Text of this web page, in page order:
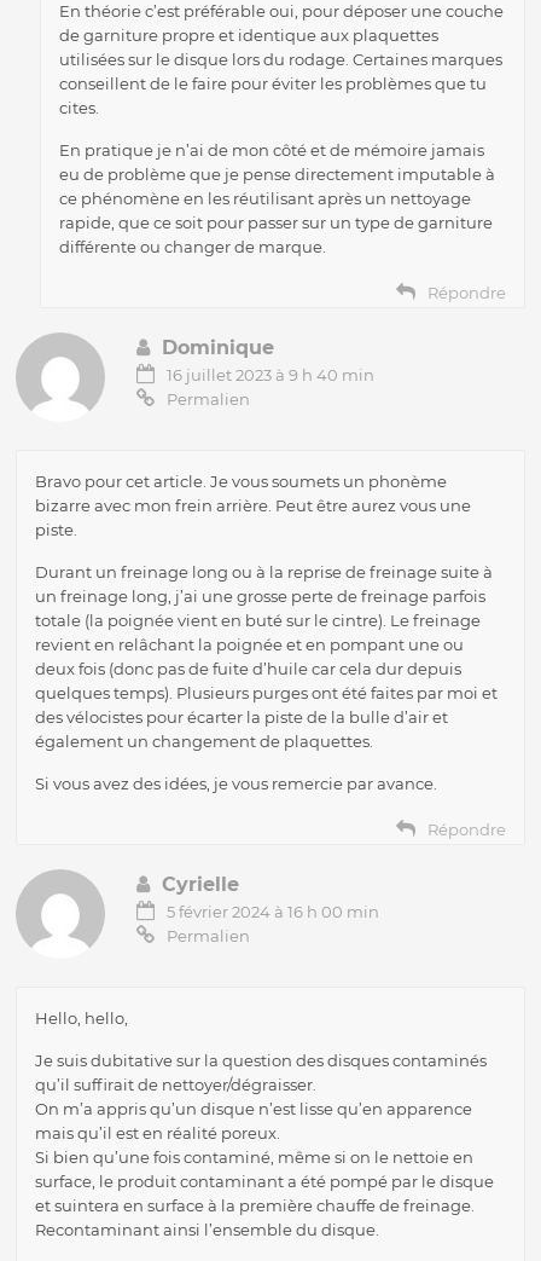
En théorie c’est préférable oui, pour déposer une couche
de garniture propre et identique aux plaquettes
utilisées sur le disque lors du rodage. Certaines marques
conseillent de le faire pour éviter les problèmes que tu
cites.
En pratique je n’ai de mon côté et de mémoire jamais
eu de problème que je pense directement imputable à
ce phénomène en les réutilisant après un nettoyage
rapide, que ce soit pour passer sur un type de garniture
différente ou changer de marque.
Répondre
Dominique
16 juillet 2023 à 9 h 40 min
Permalien
Bravo pour cet article. Je vous soumets un phonème
bizarre avec mon frein arrière. Peut être aurez vous une
piste.
Durant un freinage long ou à la reprise de freinage suite à
un freinage long, j’ai une grosse perte de freinage parfois
totale (la poignée vient en buté sur le cintre). Le freinage
revient en relâchant la poignée et en pompant une ou
deux fois (donc pas de fuite d’huile car cela dur depuis
quelques temps). Plusieurs purges ont été faites par moi et
des vélocistes pour écarter la piste de la bulle d’air et
également un changement de plaquettes.
Si vous avez des idées, je vous remercie par avance.
Répondre
Cyrielle
5 février 2024 à 16 h 00 min
Permalien
Hello, hello,
Je suis dubitative sur la question des disques contaminés
qu’il suffirait de nettoyer/dégraisser.
On m’a appris qu’un disque n’est lisse qu’en apparence
mais qu’il est en réalité poreux.
Si bien qu’une fois contaminé, même si on le nettoie en
surface, le produit contaminant a été pompé par le disque
et suintera en surface à la première chauffe de freinage.
Recontaminant ainsi l’ensemble du disque.